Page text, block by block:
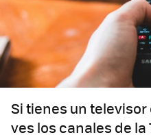
Si tienes un
ves los canales de la